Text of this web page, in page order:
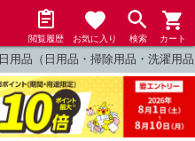
閲覧履歴 お気に入り 検索 カート
日用品（日用品・掃除用品・洗濯用